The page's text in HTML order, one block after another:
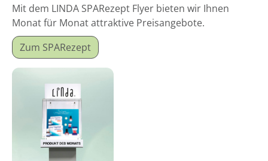
Mit dem LINDA SPARezept Flyer bieten wir Ihnen
Monat für Monat attraktive Preisangebote.
Zum SPARezept